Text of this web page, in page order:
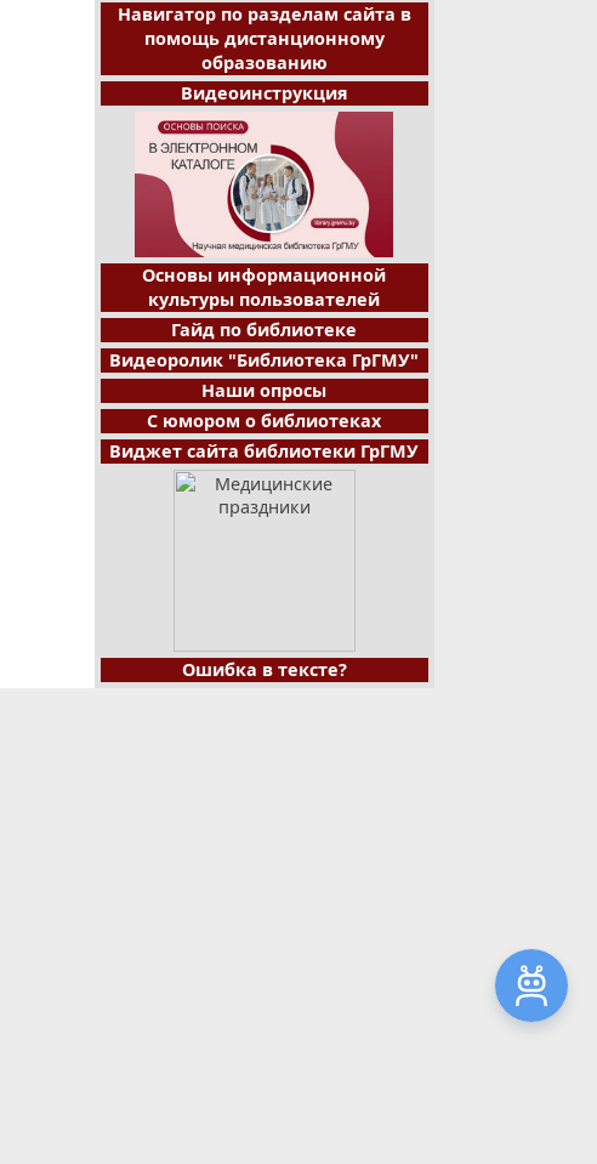
Навигатор по разделам сайта в
помощь дистанционному
образованию
Видеоинструкция
Основы информационной
культуры пользователей
Гайд по библиотеке
Видеоролик "Библиотека ГрГМУ"
Наши опросы
С юмором о библиотеках
Виджет сайта библиотеки ГрГМУ
Ошибка в тексте?